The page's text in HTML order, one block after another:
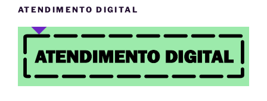
ATENDIMENTO DIGITAL